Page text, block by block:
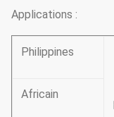
Applications :
Philippines
Africain